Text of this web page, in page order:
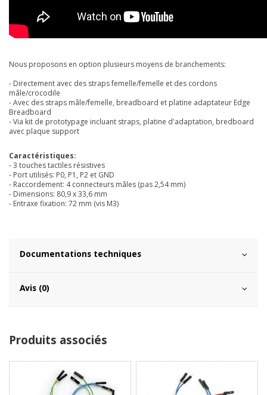
Nous proposons en option plusieurs moyens de branchements:
- Directement avec des straps femelle/femelle et des cordons
mâle/crocodile
- Avec des straps mâle/femelle, breadboard et platine adaptateur Edge
Breadboard
- Via kit de prototypage incluant straps, platine d'adaptation, bredboard
avec plaque support
Caractéristiques:
- 3 touches tactiles résistives
- Port utilisés: P0, P1, P2 et GND
- Raccordement: 4 connecteurs mâles (pas 2,54 mm)
- Dimensions: 80,9 x 33,6 mm
- Entraxe fixation: 72 mm (vis M3)
Documentations techniques
Avis (0)
Produits associés